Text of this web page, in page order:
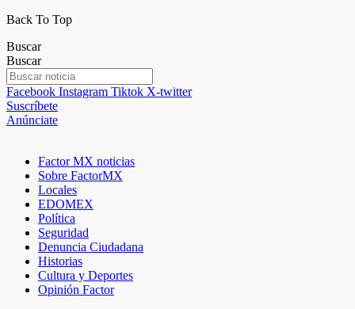
Back To Top
Buscar
Buscar
Facebook Instagram Tiktok X-twitter
Suscríbete
Anúnciate
Factor MX noticias
Sobre FactorMX
Locales
EDOMEX
Política
Seguridad
Denuncia Ciudadana
Historias
Cultura y Deportes
Opinión Factor